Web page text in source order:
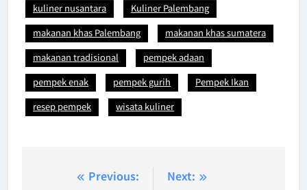
kuliner nusantara
Kuliner Palembang
makanan khas Palembang
makanan khas sumatera
makanan tradisional
pempek adaan
pempek enak
pempek gurih
Pempek Ikan
resep pempek
wisata kuliner
Previous:
Next: